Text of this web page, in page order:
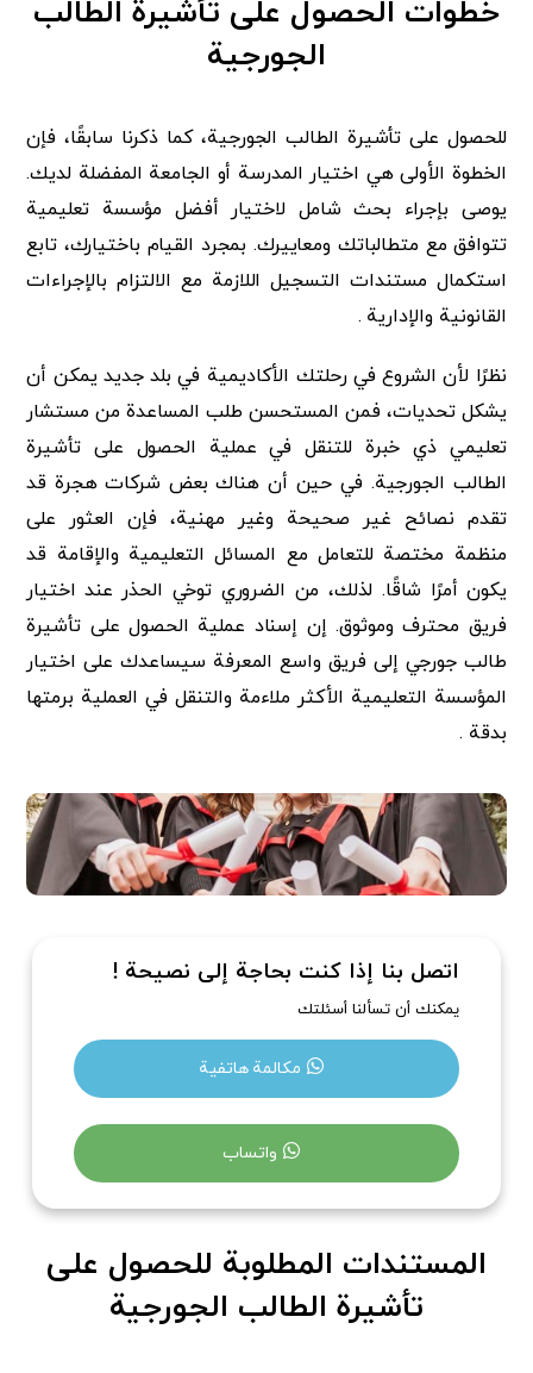
خطوات الحصول على تأشيرة الطالب
الجورجية
للحصول على تأشيرة الطالب الجورجية، كما ذكرنا سابقًا، فإن
الخطوة الأولى هي اختيار المدرسة أو الجامعة المفضلة لديك.
يوصى بإجراء بحث شامل لاختيار أفضل مؤسسة تعليمية
تتوافق مع متطالباتك ومعاييرك. بمجرد القيام باختيارك، تابع
استكمال مستندات التسجيل اللازمة مع الالتزام بالإجراءات
القانونية والإدارية .
نظرًا لأن الشروع في رحلتك الأكاديمية في بلد جديد يمكن أن
يشكل تحديات، فمن المستحسن طلب المساعدة من مستشار
تعليمي ذي خبرة للتنقل في عملية الحصول على تأشيرة
الطالب الجورجية. في حين أن هناك بعض شركات هجرة قد
تقدم نصائح غير صحيحة وغير مهنية، فإن العثور على
منظمة مختصة للتعامل مع المسائل التعليمية والإقامة قد
يكون أمرًا شاقًا. لذلك، من الضروري توخي الحذر عند اختيار
فريق محترف وموثوق. إن إسناد عملية الحصول على تأشيرة
طالب جورجي إلى فريق واسع المعرفة سيساعدك على اختيار
المؤسسة التعليمية الأكثر ملاءمة والتنقل في العملية برمتها
بدقة .
اتصل بنا إذا كنت بحاجة إلى نصيحة !
يمكنك أن تسألنا أسئلتك
مكالمة هاتفية
واتساب
المستندات المطلوبة للحصول على
تأشيرة الطالب الجورجية